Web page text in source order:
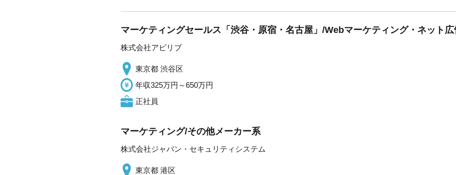
マーケティングセールス「渋谷・原宿・名古屋」/Webマーケティング・ネット広
株式会社アビリブ
東京都 渋谷区
年収325万円～650万円
正社員
マーケティング/その他メーカー系
株式会社ジャパン・セキュリティシステム
東京都 港区